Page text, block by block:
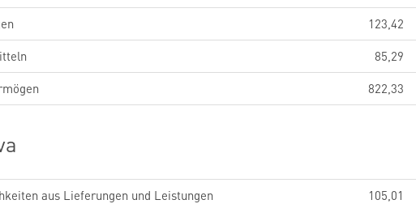
123,42
85,29
822,33
aus Lieferungen und Leistungen 105,01